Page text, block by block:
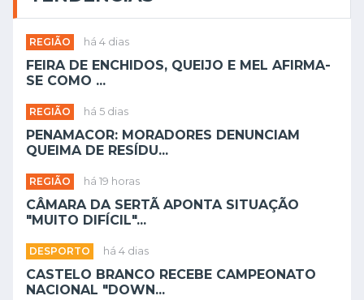
REGIÃO há 4 dias
FEIRA DE ENCHIDOS, QUEIJO E MEL AFIRMA-
SE COMO ...
REGIÃO há 5 dias
PENAMACOR: MORADORES DENUNCIAM
QUEIMA DE RESÍDU...
REGIÃO há 19 horas
CÂMARA DA SERTÃ APONTA SITUAÇÃO
"MUITO DIFÍCIL"...
DESPORTO há 4 dias
CASTELO BRANCO RECEBE CAMPEONATO
NACIONAL "DOWN...